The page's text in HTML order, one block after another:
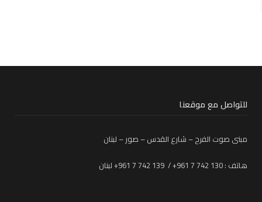
للتواصل مع موقعنا
مبنى صوت الفرح – شارع القدس – صور – لبنان
هاتف : 130 742 7 961+ / 139 742 7 961+ لبنان